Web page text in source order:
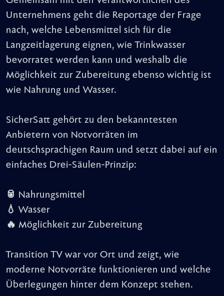
Unternehmens geht die Reportage der Frage
nach, welche Lebensmittel sich für die
Langzeitlagerung eignen, wie Trinkwasser
bevorratet werden kann und weshalb die
Möglichkeit zur Zubereitung ebenso wichtig ist
wie Nahrung und Wasser.
SicherSatt gehört zu den bekanntesten
Anbietern von Notvorräten im
deutschsprachigen Raum und setzt dabei auf ein
einfaches Drei-Säulen-Prinzip:
🥫 Nahrungsmittel
💧 Wasser
🔥 Möglichkeit zur Zubereitung
Transition TV war vor Ort und zeigt, wie
moderne Notvorräte funktionieren und welche
Überlegungen hinter dem Konzept stehen.